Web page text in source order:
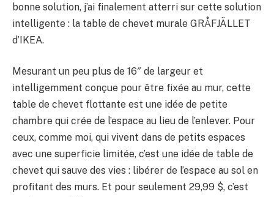
bonne solution, j’ai finalement atterri sur cette solution
intelligente : la table de chevet murale GRÅFJÄLLET
d’IKEA.
Mesurant un peu plus de 16″ de largeur et
intelligemment conçue pour être fixée au mur, cette
table de chevet flottante est une idée de petite
chambre qui crée de l’espace au lieu de l’enlever. Pour
ceux, comme moi, qui vivent dans de petits espaces
avec une superficie limitée, c’est une idée de table de
chevet qui sauve des vies : libérer de l’espace au sol en
profitant des murs. Et pour seulement 29,99 $, c’est